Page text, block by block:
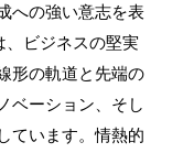
への強い意志を表
、ビジネスの堅実
形の軌道と先端の
ベーション、そし
ています。情熱的